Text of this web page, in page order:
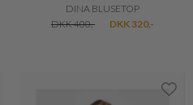
DINA BLUSETOP
DKK 400,-
DKK 320,-